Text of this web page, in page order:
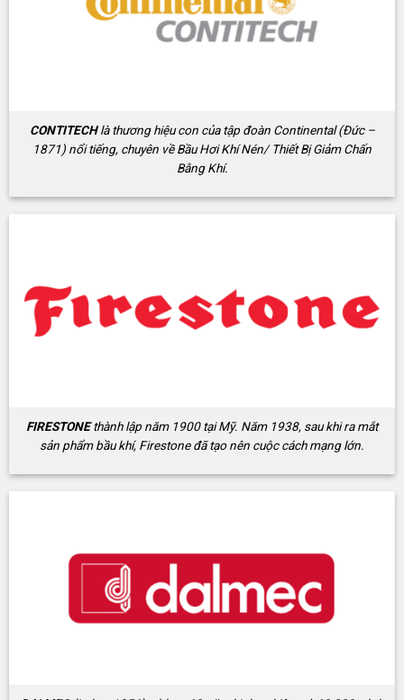
CONTITECHlà thương hiệu con của tập đoàn Continental (Đức –
1871) nổi tiếng, chuyên về Bầu Hơi Khí Nén/ Thiết Bị Giảm Chấn
Bằng Khí.
FIRESTONEthành lập năm 1900 tại Mỹ. Năm 1938, sau khi ra mắt
sản phẩm bầu khí, Firestone đã tạo nên cuộc cách mạng lớn.